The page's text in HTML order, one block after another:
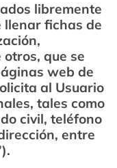
libremente
llenar fichas de
que se
web de
al Usuario
tales como
civil, teléfono
entre